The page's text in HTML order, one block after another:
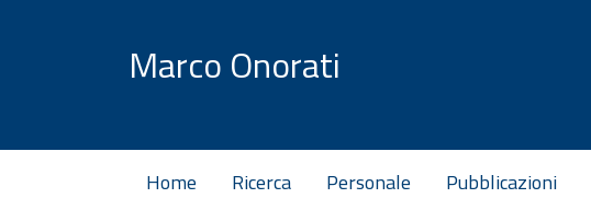
Marco Onorati
Home Ricerca Personale Pubblicazioni